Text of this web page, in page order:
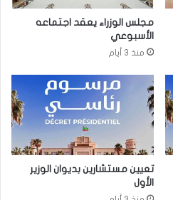
مجلس الوزراء يعقد اجتماعه
الأسبوعي
منذ 3 أيام
تعيين مستشارين بديوان الوزير
الأول